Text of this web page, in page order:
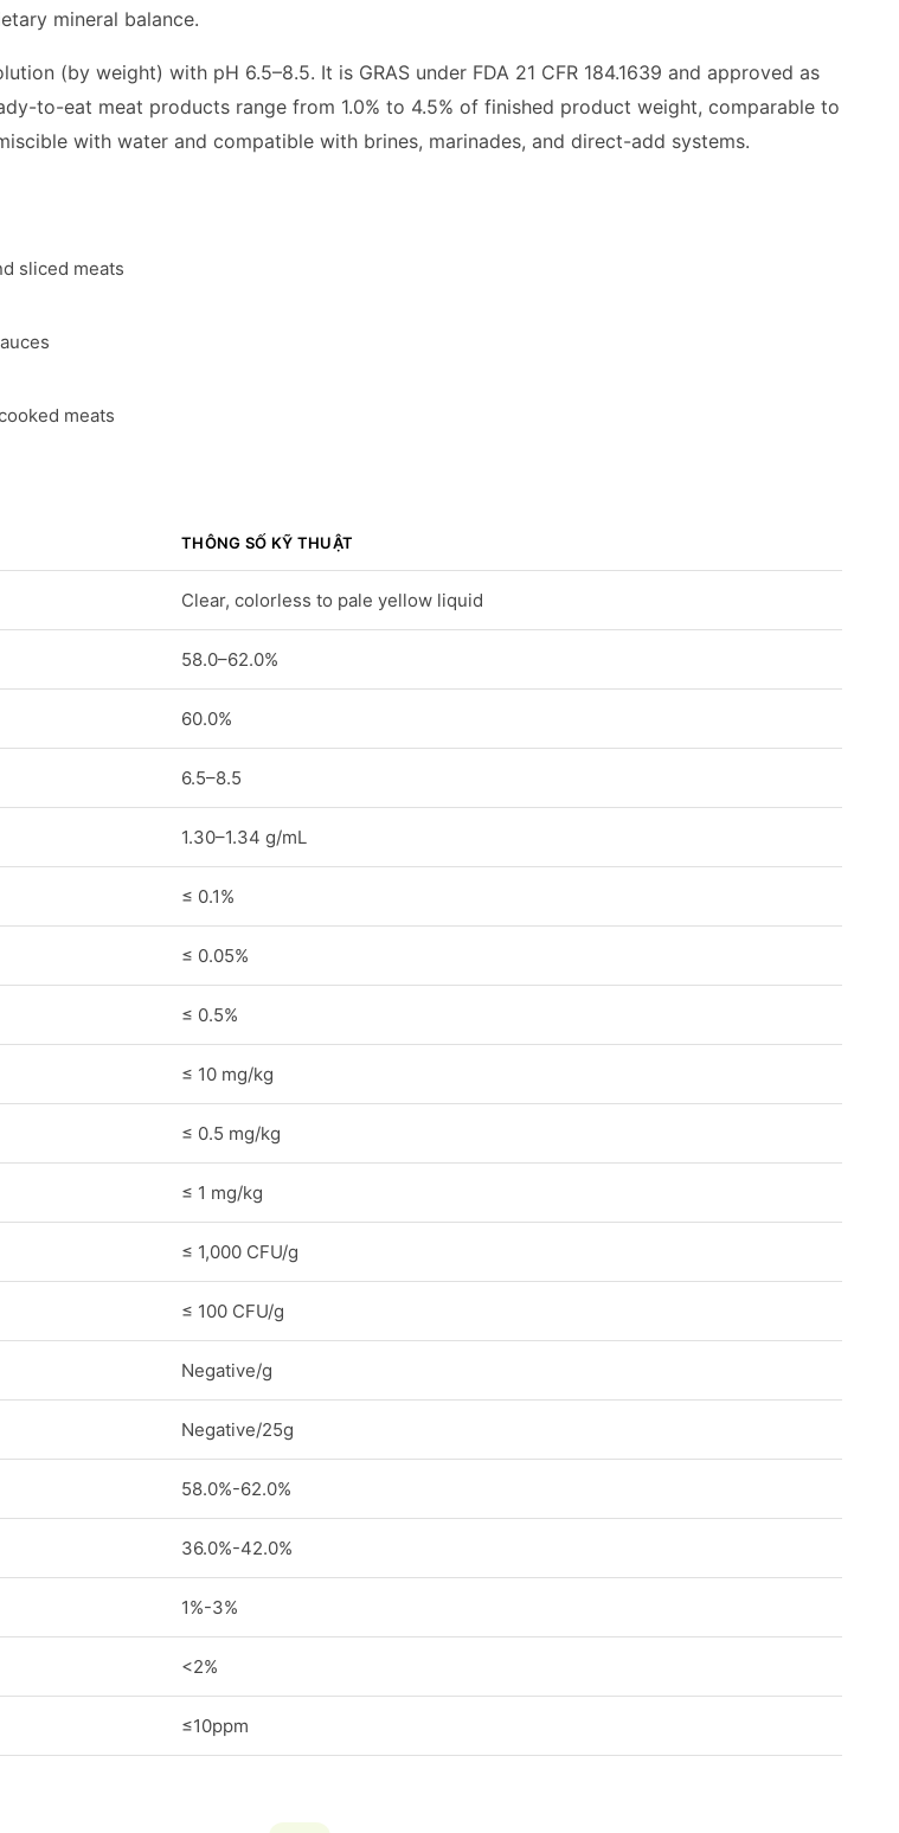
mineral balance.
(by weight) with pH 6.5–8.5. It is GRAS under FDA 21 CFR 184.1639 and approved as
to-eat meat products range from 1.0% to 4.5% of finished product weight, comparable to
with water and compatible with brines, marinades, and direct-add systems.
sliced meats
meats
THÔNG SỐ KỸ THUẬT
Clear, colorless to pale yellow liquid
58.0–62.0%
60.0%
6.5–8.5
1.30–1.34 g/mL
≤ 0.1%
≤ 0.05%
≤ 0.5%
≤ 10 mg/kg
≤ 0.5 mg/kg
≤ 1 mg/kg
≤ 1,000 CFU/g
≤ 100 CFU/g
Negative/g
Negative/25g
58.0%-62.0%
36.0%-42.0%
1%-3%
<2%
≤10ppm